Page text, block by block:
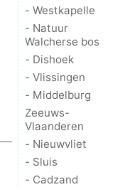
- Westkapelle
- Natuur
Walcherse bos
- Dishoek
- Vlissingen
- Middelburg
Zeeuws-
Vlaanderen
- Nieuwvliet
- Sluis
- Cadzand